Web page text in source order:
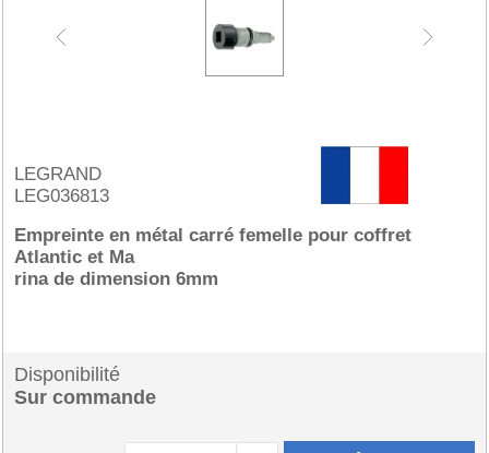
LEGRAND
LEG036813
Empreinte en métal carré femelle pour coffret
Atlantic et Ma
rina de dimension 6mm
Disponibilité
Sur commande